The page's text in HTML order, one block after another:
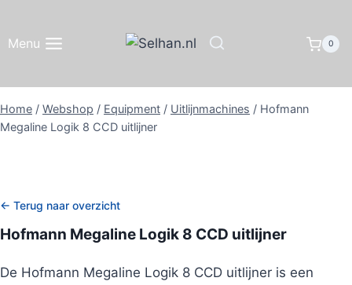
inhoud
Menu 0
Home / Webshop / Equipment / Uitlijnmachines / Hofmann
Megaline Logik 8 CCD uitlijner
← Terug naar overzicht
Hofmann Megaline Logik 8 CCD uitlijner
De Hofmann Megaline Logik 8 CCD uitlijner is een